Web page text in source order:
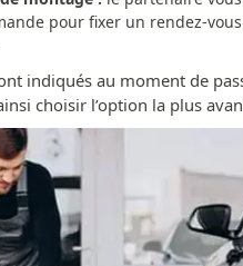
pour fixer un rendez-
indiqués au moment de
choisir l’option la plus